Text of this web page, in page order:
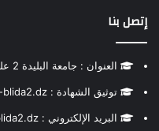
إتصل بنا
العنوان : جامعة البليدة 2 علي لونيسي - البليدة - الجزائر
توثيق الشهادة : authentification.certificat@univ-blida2.dz
البريد الإلكتروني : webmaster@univ-blida2.dz